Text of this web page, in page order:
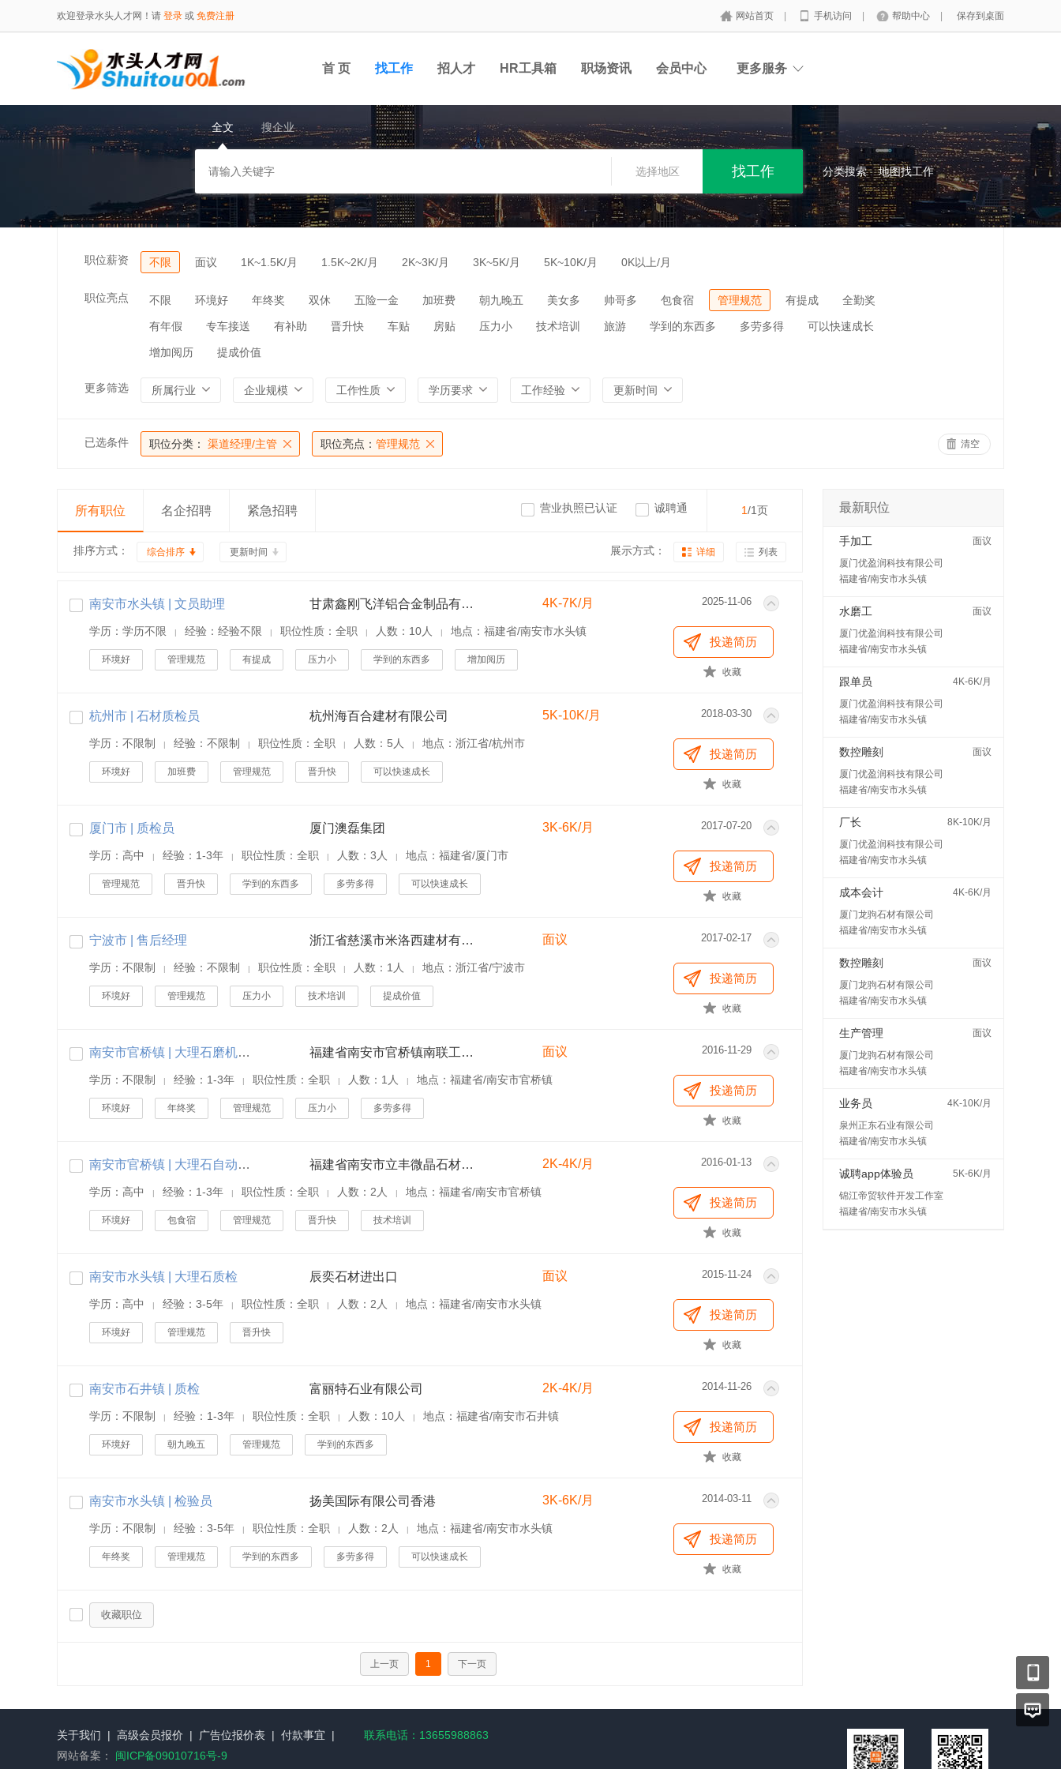
欢迎登录水头人才网！请 登录 或 免费注册 网站首页 手机访问 帮助中心 保存到桌面
首 页 找工作 招人才 HR工具箱 职场资讯 会员中心 更多服务
全文 搜企业
选择地区 分类搜索 地图找工作
职位薪资 不限 面议 1K~1.5K/月 1.5K~2K/月 2K~3K/月 3K~5K/月 5K~10K/月 0K以上/月
职位亮点 不限 环境好 年终奖 双休 五险一金 加班费 朝九晚五 美女多 帅哥多 包食宿 管理规范 有提成 全勤奖
有年假 专车接送 有补助 晋升快 车贴 房贴 压力小 技术培训 旅游 学到的东西多 多劳多得 可以快速成长
增加阅历 提成价值
更多筛选 所属行业 企业规模 工作性质 学历要求 工作经验 更新时间
已选条件 职位分类： 渠道经理/主管 职位亮点： 管理规范 清空
所有职位 名企招聘 紧急招聘 营业执照已认证 诚聘通 1/1页
排序方式： 综合排序 更新时间 展示方式： 详细 列表
南安市水头镇 | 文员助理 甘肃鑫刚飞洋铝合金制品有限公司 4K-7K/月 2025-11-06
学历：学历不限 | 经验：经验不限 | 职位性质：全职 | 人数：10人 | 地点：福建省/南安市水头镇
环境好 管理规范 有提成 压力小 学到的东西多 增加阅历
投递简历
收藏
杭州市 | 石材质检员 杭州海百合建材有限公司 5K-10K/月 2018-03-30
学历：不限制 | 经验：不限制 | 职位性质：全职 | 人数：5人 | 地点：浙江省/杭州市
环境好 加班费 管理规范 晋升快 可以快速成长
投递简历
收藏
厦门市 | 质检员 厦门澳磊集团 3K-6K/月 2017-07-20
学历：高中 | 经验：1-3年 | 职位性质：全职 | 人数：3人 | 地点：福建省/厦门市
管理规范 晋升快 学到的东西多 多劳多得 可以快速成长
投递简历
收藏
宁波市 | 售后经理 浙江省慈溪市米洛西建材有限公司 面议 2017-02-17
学历：不限制 | 经验：不限制 | 职位性质：全职 | 人数：1人 | 地点：浙江省/宁波市
环境好 管理规范 压力小 技术培训 提成价值
投递简历
收藏
南安市官桥镇 | 大理石磨机质检专员 福建省南安市官桥镇南联工业区宇川石业 面议 2016-11-29
学历：不限制 | 经验：1-3年 | 职位性质：全职 | 人数：1人 | 地点：福建省/南安市官桥镇
环境好 年终奖 管理规范 压力小 多劳多得
投递简历
收藏
南安市官桥镇 | 大理石自动磨机质检 福建省南安市立丰微晶石材发展有限公司 2K-4K/月 2016-01-13
学历：高中 | 经验：1-3年 | 职位性质：全职 | 人数：2人 | 地点：福建省/南安市官桥镇
环境好 包食宿 管理规范 晋升快 技术培训
投递简历
收藏
南安市水头镇 | 大理石质检 辰奕石材进出口 面议 2015-11-24
学历：高中 | 经验：3-5年 | 职位性质：全职 | 人数：2人 | 地点：福建省/南安市水头镇
环境好 管理规范 晋升快
投递简历
收藏
南安市石井镇 | 质检 富丽特石业有限公司 2K-4K/月 2014-11-26
学历：不限制 | 经验：1-3年 | 职位性质：全职 | 人数：10人 | 地点：福建省/南安市石井镇
环境好 朝九晚五 管理规范 学到的东西多
投递简历
收藏
南安市水头镇 | 检验员 扬美国际有限公司香港 3K-6K/月 2014-03-11
学历：不限制 | 经验：3-5年 | 职位性质：全职 | 人数：2人 | 地点：福建省/南安市水头镇
年终奖 管理规范 学到的东西多 多劳多得 可以快速成长
投递简历
收藏
收藏职位
上一页 1 下一页
最新职位
手加工
面议
厦门优盈润科技有限公司
福建省/南安市水头镇
水磨工
面议
厦门优盈润科技有限公司
福建省/南安市水头镇
跟单员
4K-6K/月
厦门优盈润科技有限公司
福建省/南安市水头镇
数控雕刻
面议
厦门优盈润科技有限公司
福建省/南安市水头镇
厂长
8K-10K/月
厦门优盈润科技有限公司
福建省/南安市水头镇
成本会计
4K-6K/月
厦门龙驹石材有限公司
福建省/南安市水头镇
数控雕刻
面议
厦门龙驹石材有限公司
福建省/南安市水头镇
生产管理
面议
厦门龙驹石材有限公司
福建省/南安市水头镇
业务员
4K-10K/月
泉州正东石业有限公司
福建省/南安市水头镇
诚聘app体验员
5K-6K/月
锦江帝贸软件开发工作室
福建省/南安市水头镇
关于我们 | 高级会员报价 | 广告位报价表 | 付款事宜 |
联系电话：13655988863
网站备案： 闽ICP备09010716号-9